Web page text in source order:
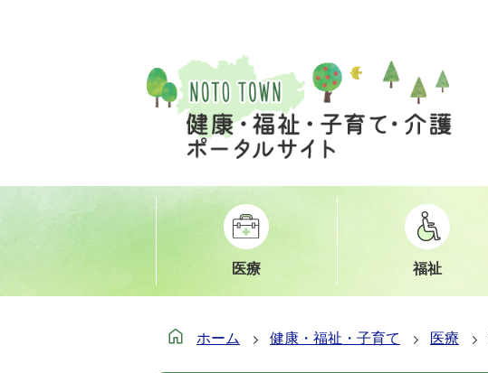
医療 福祉
ホーム 健康・福祉・子育て 医療